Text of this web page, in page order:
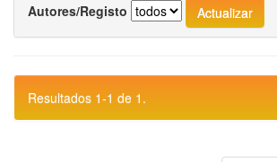
Autores/Registo
Resultados 1-1 de 1.